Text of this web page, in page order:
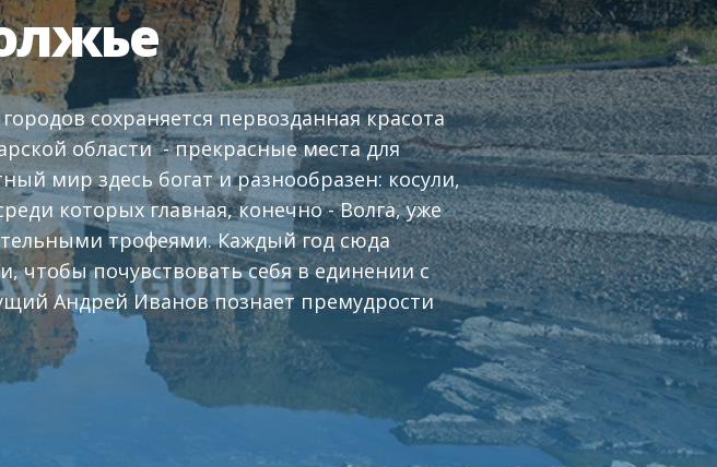
сохраняется первозданная красота
области - прекрасные места для
мир здесь богат и разнообразен: косули,
которых главная, конечно - Волга, уже
трофеями. Каждый год сюда
чтобы почувствовать себя в единении с
Андрей Иванов познает премудрости